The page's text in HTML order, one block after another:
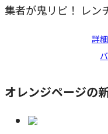
集者が鬼リピ！ レン
詳
オレンジページの